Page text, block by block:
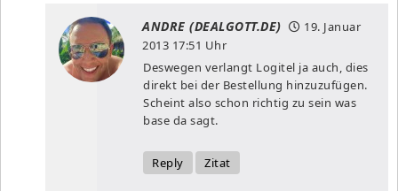
ANDRE (DEALGOTT.DE)
19. Januar
2013 17:51 Uhr
Deswegen verlangt Logitel ja auch, dies
direkt bei der Bestellung hinzuzufügen.
Scheint also schon richtig zu sein was
base da sagt.
Reply Zitat